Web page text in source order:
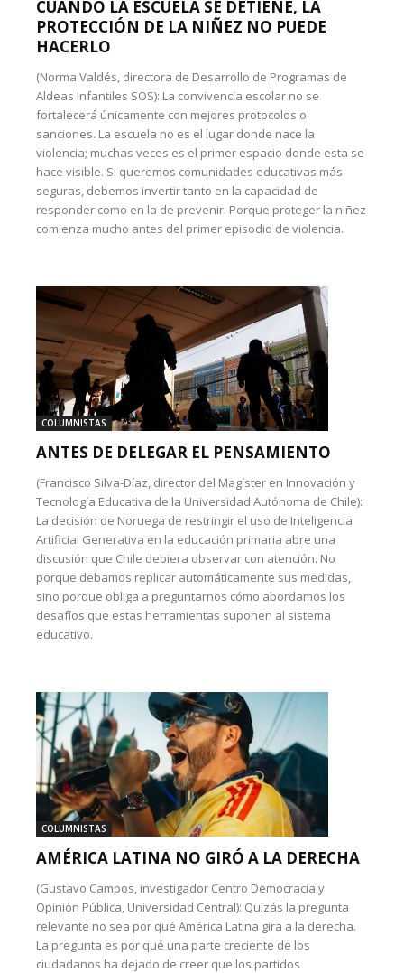
CUANDO LA ESCUELA SE DETIENE, LA
PROTECCIÓN DE LA NIÑEZ NO PUEDE
HACERLO
(Norma Valdés, directora de Desarrollo de Programas de
Aldeas Infantiles SOS): La convivencia escolar no se
fortalecerá únicamente con mejores protocolos o
sanciones. La escuela no es el lugar donde nace la
violencia; muchas veces es el primer espacio donde esta se
hace visible. Si queremos comunidades educativas más
seguras, debemos invertir tanto en la capacidad de
responder como en la de prevenir. Porque proteger la niñez
comienza mucho antes del primer episodio de violencia.
COLUMNISTAS
ANTES DE DELEGAR EL PENSAMIENTO
(Francisco Silva-Díaz, director del Magíster en Innovación y
Tecnología Educativa de la Universidad Autónoma de Chile):
La decisión de Noruega de restringir el uso de Inteligencia
Artificial Generativa en la educación primaria abre una
discusión que Chile debiera observar con atención. No
porque debamos replicar automáticamente sus medidas,
sino porque obliga a preguntarnos cómo abordamos los
desafíos que estas herramientas suponen al sistema
educativo.
COLUMNISTAS
AMÉRICA LATINA NO GIRÓ A LA DERECHA
(Gustavo Campos, investigador Centro Democracia y
Opinión Pública, Universidad Central): Quizás la pregunta
relevante no sea por qué América Latina gira a la derecha.
La pregunta es por qué una parte creciente de los
ciudadanos ha dejado de creer que los partidos